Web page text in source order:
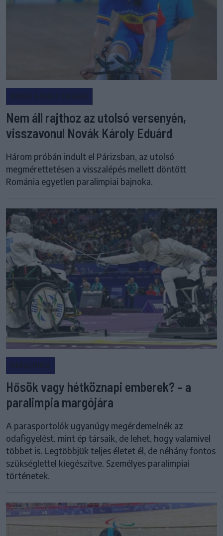
NOVÁK KÁROLY EDUÁRD
Nem áll rajthoz az utolsó versenyén,
visszavonul Novák Károly Eduárd
Három próbán indult el Párizsban, az utolsó
megmérettetésen a visszalépés mellett döntött
Románia egyetlen paralimpiai bajnoka.
PARALIMPIA
Hősök vagy hétköznapi emberek? – a
paralimpia margójára
A parasportolók ugyanúgy megérdemelnék az
odafigyelést, mint ép társaik, de lehet, hogy valamivel
többet is. Legtöbbjük teljes életet él, de néhány fontos
szükséglettel kiegészítve. Személyes paralimpiai
történetek.